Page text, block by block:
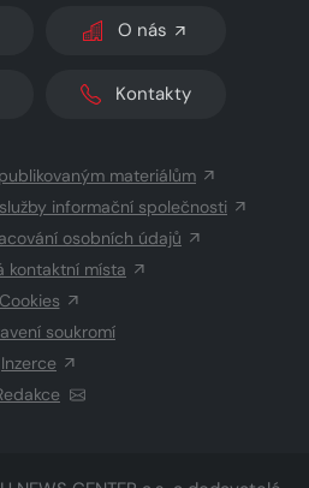
O nás
Kontakty
materiálům
informační společnosti
osobních údajů
kontaktní místa
Cookies
soukromí
Inzerce